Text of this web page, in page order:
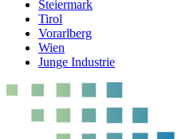
Steiermark
Tirol
Vorarlberg
Wien
Junge Industrie